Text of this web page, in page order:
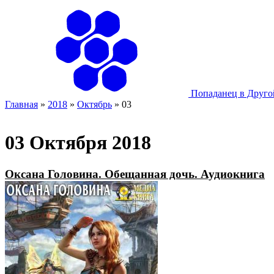
Попаданец в
Главная » 2018 » Октябрь » 03
03 Октября 2018
Оксана Головина. Обещанная дочь. Аудиокнига